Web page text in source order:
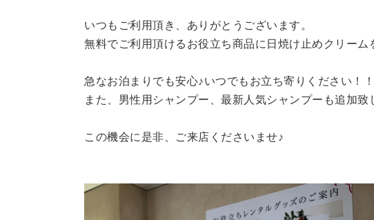
いつもご利用頂き、ありがとうございます。
無料でご利用頂けるお役立ち商品に日焼け止めクリーム
急なお泊まりでも安心♪いつでもお立ち寄りください！！
また、男性用シャンプー、最新人気シャンプーも追加致
この機会に是非、ご来店くださいませ♪